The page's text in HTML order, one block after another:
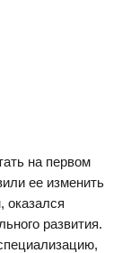
на первом
ее изменить
оказался
развития.